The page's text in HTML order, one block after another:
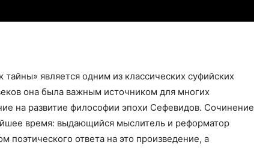
является одним из классических суфийских
она была важным источником для многих
на развитие философии эпохи Сефевидов. Сочинение
время: выдающийся мыслитель и реформатор
поэтического ответа на это произведение, а